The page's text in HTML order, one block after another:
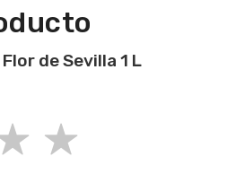
de Sevilla 1 L